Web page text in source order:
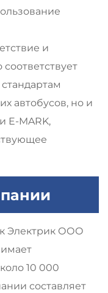
и
автобусов, но и
E-MARK,
Электрик ООО
10 000
составляет